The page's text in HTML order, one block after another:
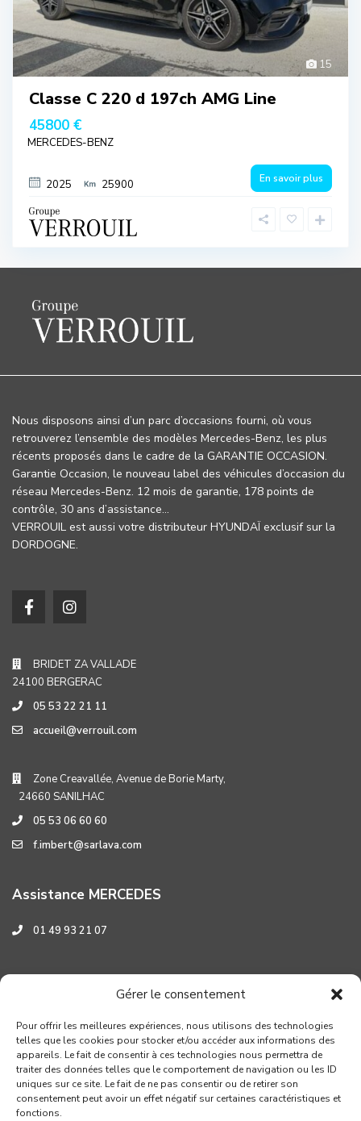
Gérer le consentement
Pour offrir les meilleures expériences, nous utilisons des technologies
telles que les cookies pour stocker et/ou accéder aux informations des
appareils. Le fait de consentir à ces technologies nous permettra de
traiter des données telles que le comportement de navigation ou les ID
uniques sur ce site. Le fait de ne pas consentir ou de retirer son
consentement peut avoir un effet négatif sur certaines caractéristiques et
fonctions.
15
Classe C 220 d 197ch AMG Line
45800 €
MERCEDES-BENZ
2025 25900 En savoir plus
Nous disposons ainsi d’un parc d’occasions fourni, où vous
retrouverez l’ensemble des modèles Mercedes-Benz, les plus
récents proposés dans le cadre de la GARANTIE OCCASION.
Garantie Occasion, le nouveau label des véhicules d’occasion du
réseau Mercedes-Benz. 12 mois de garantie, 178 points de
contrôle, 30 ans d’assistance…
VERROUIL est aussi votre distributeur HYUNDAÏ exclusif sur la
DORDOGNE.
BRIDET ZA VALLADE
24100 BERGERAC
05 53 22 21 11
accueil@verrouil.com
Zone Creavallée, Avenue de Borie Marty,
24660 SANILHAC
05 53 06 60 60
f.imbert@sarlava.com
Assistance MERCEDES
01 49 93 21 07
Assistance HYUNDAI